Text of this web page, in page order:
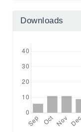
Downloads